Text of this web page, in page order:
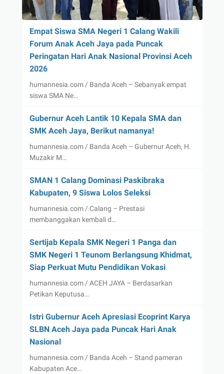
Empat Siswa SMA Negeri 1 Calang Wakili
Forum Anak Aceh Jaya pada Puncak
Peringatan Hari Anak Nasional Provinsi Aceh
2026
humannesia.com / Banda Aceh – Sebanyak empat
siswa SMA Ne…
Gubernur Aceh Lantik 10 Kepala SMA dan
SMK Aceh Jaya, Berikut namanya!
humannesia.com / Banda Aceh – Gubernur Aceh, H.
Muzakir M…
SMAN 1 Calang Dominasi Paskibraka
Kabupaten, 9 Siswa Lolos Seleksi
humannesia.com / Calang – Prestasi
membanggakan kembali d…
Sertijab Kepala SMK Negeri 1 Panga dan
SMK Negeri 1 Teunom Berlangsung Khidmat,
Siap Perkuat Mutu Pendidikan Vokasi
humannesia.com / ACEH JAYA – Berdasarkan
Petikan Keputusa…
Istri Gubernur Aceh Apresiasi Ecoprint Karya
SLBN Aceh Jaya pada Puncak Hari Anak
Nasional
humannesia.com / Banda Aceh – Stand pameran
Kabupaten Ace…